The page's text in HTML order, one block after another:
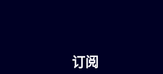
订阅